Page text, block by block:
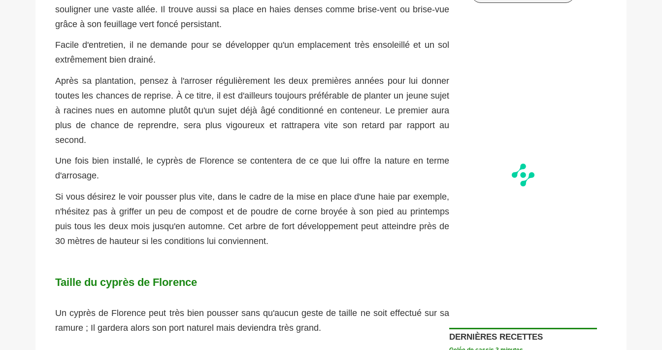
souligner une vaste allée. Il trouve aussi sa place en haies denses comme brise-vent ou brise-vue
grâce à son feuillage vert foncé persistant.
Facile d'entretien, il ne demande pour se développer qu'un emplacement très ensoleillé et un sol
extrêmement bien drainé.
Après sa plantation, pensez à l'arroser régulièrement les deux premières années pour lui donner
toutes les chances de reprise. À ce titre, il est d'ailleurs toujours préférable de planter un jeune sujet
à racines nues en automne plutôt qu'un sujet déjà âgé conditionné en conteneur. Le premier aura
plus de chance de reprendre, sera plus vigoureux et rattrapera vite son retard par rapport au
second.
Une fois bien installé, le cyprès de Florence se contentera de ce que lui offre la nature en terme
d'arrosage.
Si vous désirez le voir pousser plus vite, dans le cadre de la mise en place d'une haie par exemple,
n'hésitez pas à griffer un peu de compost et de poudre de corne broyée à son pied au printemps
puis tous les deux mois jusqu'en automne. Cet arbre de fort développement peut atteindre près de
30 mètres de hauteur si les conditions lui conviennent.
Taille du cyprès de Florence
Un cyprès de Florence peut très bien pousser sans qu'aucun geste de taille ne soit effectué sur sa
ramure ; Il gardera alors son port naturel mais deviendra très grand.
DERNIÈRES RECETTES